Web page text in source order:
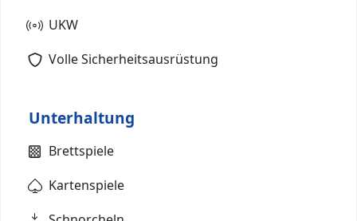
UKW
Volle Sicherheitsausrüstung
Unterhaltung
Brettspiele
Kartenspiele